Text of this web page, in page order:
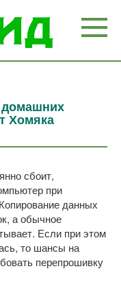
Хомяка
сбоит,
при
данных
а обычное
Если при этом
то шансы на
перепрошивку